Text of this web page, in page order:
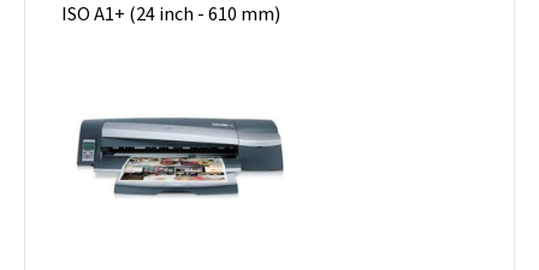
ISO A1+ (24 inch - 610 mm)